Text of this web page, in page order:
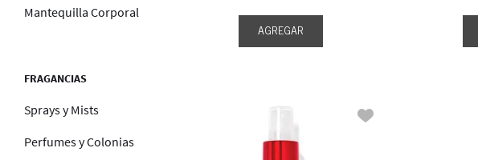
Mantequilla Corporal
FRAGANCIAS
Sprays y Mists
Perfumes y Colonias
AGREGAR